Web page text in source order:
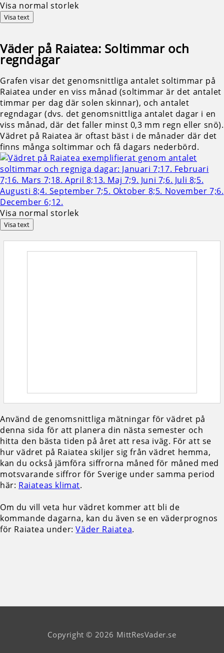
Visa normal storlek
Visa text
Väder på Raiatea: Soltimmar och
regndagar
Grafen visar det genomsnittliga antalet soltimmar på
Raiatea under en viss månad (soltimmar är det antalet
timmar per dag där solen skinnar), och antalet
regndagar (dvs. det genomsnittliga antalet dagar i en
viss månad, där det faller minst 0,3 mm regn eller snö).
Vädret på Raiatea är oftast bäst i de månader där det
finns många soltimmar och få dagars nederbörd.
Visa normal storlek
Visa text
Använd de genomsnittliga mätningar för vädret på
denna sida för att planera din nästa semester och
hitta den bästa tiden på året att resa iväg. För att se
hur vädret på Raiatea skiljer sig från vädret hemma,
kan du också jämföra siffrorna måned för måned med
motsvarande siffror för Sverige under samma period
här: Raiateas klimat.
Om du vill veta hur vädret kommer att bli de
kommande dagarna, kan du även se en väderprognos
för Raiatea under:Väder Raiatea.
Copyright © 2026 MittResVader.se